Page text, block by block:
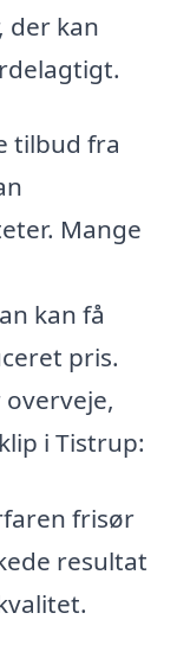
der kan
tilbud fra
Mange
kan få
pris.
i Tistrup:
frisør
resultat